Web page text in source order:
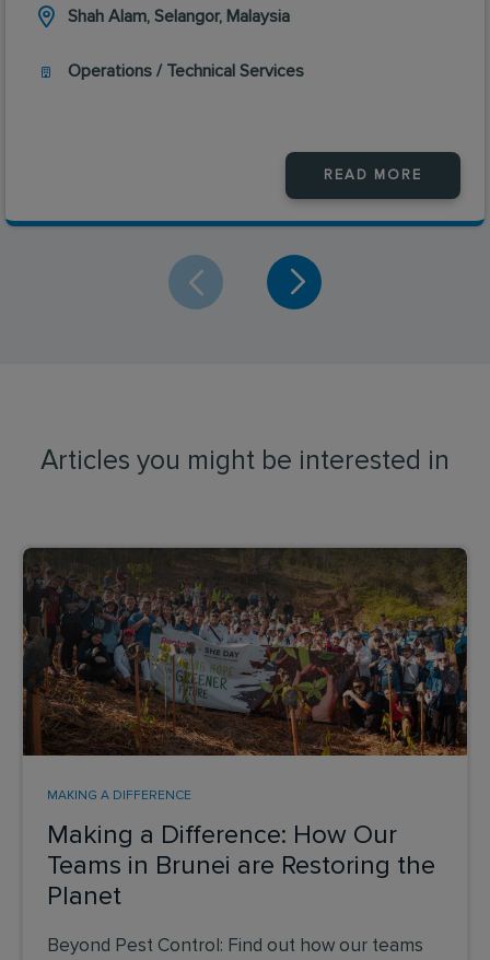
Shah Alam, Selangor, Malaysia
Operations / Technical Services
READ MORE
Articles you might be interested in
Making a Difference: How Our
Teams in Brunei are Restoring the
Planet
MAKING A DIFFERENCE
Beyond Pest Control: Find out how our teams